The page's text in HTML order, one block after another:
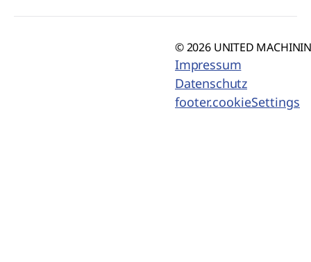
© 2026 UNITED
Impressum
Datenschutz
footer.cookieSettings